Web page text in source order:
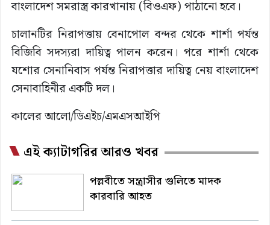
বাংলাদেশ সমরাস্ত্র কারখানায় (বিওএফ) পাঠানো হবে।
চালানটির নিরাপত্তায় বেনাপোল বন্দর থেকে শার্শা পর্যন্ত
বিজিবি সদস্যরা দায়িত্ব পালন করেন। পরে শার্শা থেকে
যশোর সেনানিবাস পর্যন্ত নিরাপত্তার দায়িত্ব নেয় বাংলাদেশ
সেনাবাহিনীর একটি দল।
কালের আলো/ডিএইচ/এমএসআইপি
এই ক্যাটাগরির আরও খবর
পল্লবীতে সন্ত্রাসীর গুলিতে মাদক
কারবারি আহত